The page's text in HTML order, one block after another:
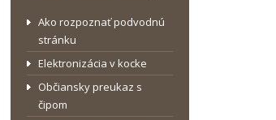
Ako rozpoznať podvodnú
stránku
Elektronizácia v kocke
Občiansky preukaz s
čipom